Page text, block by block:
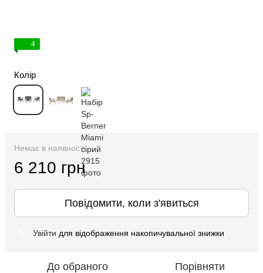
4
Колір
Немає в наявності
6 210 грн
Повідомити, коли з'явиться
Увійти для відображення накопичувальної знижки
До обраного Порівняти